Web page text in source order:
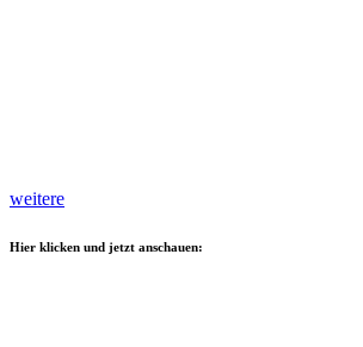
weitere
Hier klicken und jetzt anschauen: